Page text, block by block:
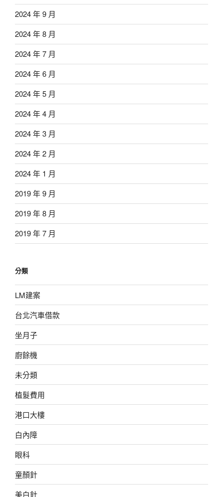
2024 年 9 月
2024 年 8 月
2024 年 7 月
2024 年 6 月
2024 年 5 月
2024 年 4 月
2024 年 3 月
2024 年 2 月
2024 年 1 月
2019 年 9 月
2019 年 8 月
2019 年 7 月
分類
LM建案
台北汽車借款
坐月子
廚餘機
未分類
植髮費用
港口大樓
白內障
眼科
童顏針
美白針